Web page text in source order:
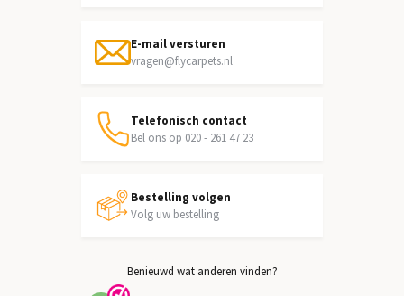
E-mail versturen
vragen@flycarpets.nl
Telefonisch contact
Bel ons op 020 - 261 47 23
Bestelling volgen
Volg uw bestelling
Benieuwd wat anderen vinden?